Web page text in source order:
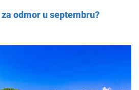
odmor u septembru?